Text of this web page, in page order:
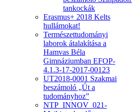
tankockák
Erasmus+ 2018 Kelts
hullámokat!
Természettudományi
laborok átalakítása a
Hamvas Béla
Gimnáziumban EFOP-
4.1.3-17-2017-00123
UT2018-0001 Szakmai
beszámoló „Út a
tudományhoz”
NTP_INNOV_021-